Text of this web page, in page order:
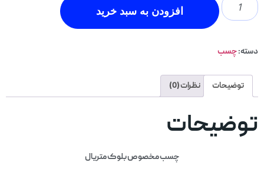
افزودن به سبد خرید
دسته:چسب
توضیحات نظرات (0)
توضیحات
چسب مخصوص بلوک متریال